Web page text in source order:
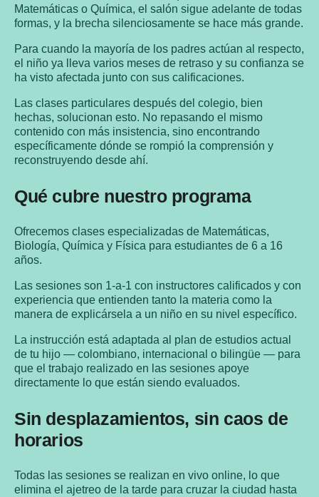
Matemáticas o Química, el salón sigue adelante de todas
formas, y la brecha silenciosamente se hace más grande.
Para cuando la mayoría de los padres actúan al respecto,
el niño ya lleva varios meses de retraso y su confianza se
ha visto afectada junto con sus calificaciones.
Las clases particulares después del colegio, bien
hechas, solucionan esto. No repasando el mismo
contenido con más insistencia, sino encontrando
específicamente dónde se rompió la comprensión y
reconstruyendo desde ahí.
Qué cubre nuestro programa
Ofrecemos clases especializadas de Matemáticas,
Biología, Química y Física para estudiantes de 6 a 16
años.
Las sesiones son 1-a-1 con instructores calificados y con
experiencia que entienden tanto la materia como la
manera de explicársela a un niño en su nivel específico.
La instrucción está adaptada al plan de estudios actual
de tu hijo — colombiano, internacional o bilingüe — para
que el trabajo realizado en las sesiones apoye
directamente lo que están siendo evaluados.
Sin desplazamientos, sin caos de
horarios
Todas las sesiones se realizan en vivo online, lo que
elimina el ajetreo de la tarde para cruzar la ciudad hasta